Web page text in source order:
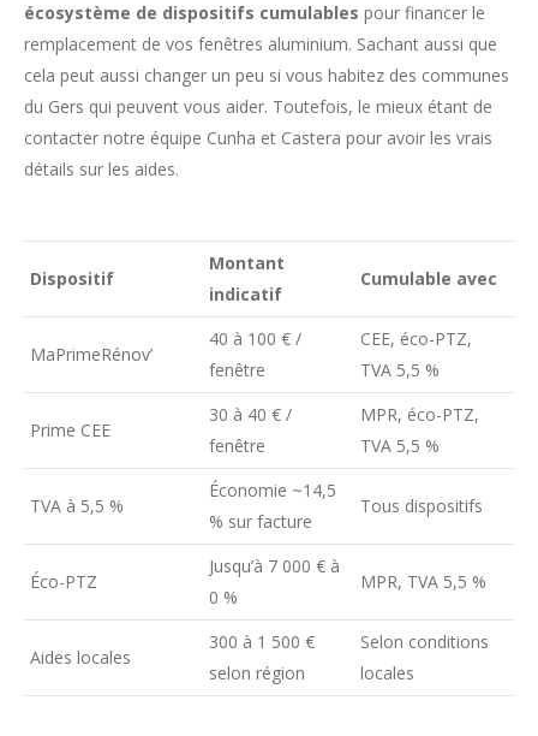
écosystème de dispositifs cumulables pour financer le
remplacement de vos fenêtres aluminium. Sachant aussi que
cela peut aussi changer un peu si vous habitez des communes
du Gers qui peuvent vous aider. Toutefois, le mieux étant de
contacter notre équipe Cunha et Castera pour avoir les vrais
détails sur les aides.
Dispositif
Montant
indicatif
Cumulable avec
MaPrimeRénov’
40 à 100 € /
fenêtre
CEE, éco-PTZ,
TVA 5,5 %
Prime CEE
30 à 40 € /
fenêtre
MPR, éco-PTZ,
TVA 5,5 %
TVA à 5,5 %
Économie ~14,5
% sur facture
Tous dispositifs
Éco-PTZ
Jusqu’à 7 000 € à
0 %
MPR, TVA 5,5 %
Aides locales
300 à 1 500 €
selon région
Selon conditions
locales